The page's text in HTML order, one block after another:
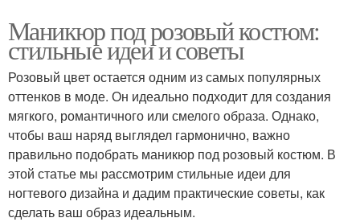
Маникюр под розовый костюм:
стильные идеи и советы
Розовый цвет остается одним из самых популярных
оттенков в моде. Он идеально подходит для создания
мягкого, романтичного или смелого образа. Однако,
чтобы ваш наряд выглядел гармонично, важно
правильно подобрать маникюр под розовый костюм. В
этой статье мы рассмотрим стильные идеи для
ногтевого дизайна и дадим практические советы, как
сделать ваш образ идеальным.